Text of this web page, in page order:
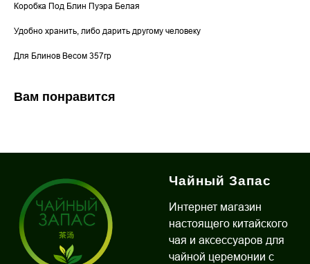
Коробка Под Блин Пуэра Белая
Удобно хранить, либо дарить другому человеку
Для Блинов Весом 357гр
Вам понравится
Чайный Запас
Интернет магазин
настоящего китайского
чая и аксессуаров для
чайной церемонии с